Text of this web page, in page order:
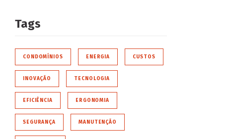
Tags
CONDOMÍNIOS ENERGIA CUSTOS
INOVAÇÃO TECNOLOGIA
EFICIÊNCIA ERGONOMIA
SEGURANÇA MANUTENÇÃO